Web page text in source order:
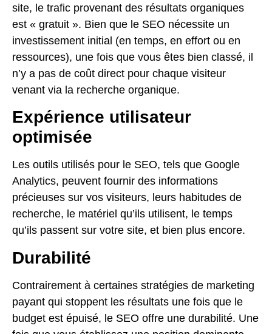
site, le trafic provenant des résultats organiques
est « gratuit ». Bien que le SEO nécessite un
investissement initial (en temps, en effort ou en
ressources), une fois que vous êtes bien classé, il
n’y a pas de coût direct pour chaque visiteur
venant via la recherche organique.
Expérience utilisateur
optimisée
Les outils utilisés pour le SEO, tels que Google
Analytics, peuvent fournir des informations
précieuses sur vos visiteurs, leurs habitudes de
recherche, le matériel qu’ils utilisent, le temps
qu’ils passent sur votre site, et bien plus encore.
Durabilité
Contrairement à certaines stratégies de marketing
payant qui stoppent les résultats une fois que le
budget est épuisé, le SEO offre une durabilité. Une